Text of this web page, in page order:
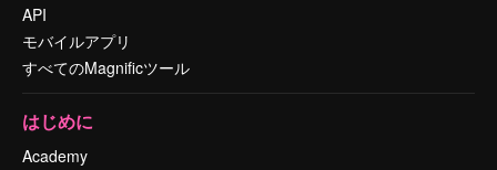
API
モバイルアプリ
すべてのMagnificツール
はじめに
Academy